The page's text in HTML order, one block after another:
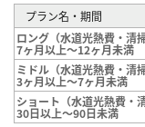
プラン名・期間
ロング（水道光熱費・清
7ヶ月以上～12ヶ月未満
ミドル（水道光熱費・清
3ヶ月以上～7ヶ月未満
ショート（水道光熱費・
30日以上～90日未満